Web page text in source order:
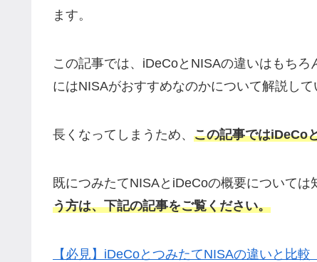
ます。
この記事では、iDeCoとNISAの違いはもち
にはNISAがおすすめなのかについて解説して
長くなってしまうため、 この記事ではiDeCo
既につみたてNISAとiDeCoの概要については
う方は、下記の記事をご覧ください。
【必見】iDeCoとつみたてNISAの違いと比較